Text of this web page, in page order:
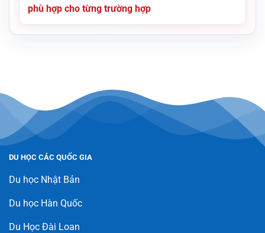
phù hợp cho từng trường hợp
DU HỌC CÁC QUỐC GIA
Du học Nhật Bản
Du học Hàn Quốc
Du Học Đài Loan